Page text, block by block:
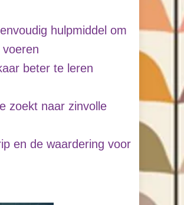
hulpmiddel om
beter te leren
zoekt naar zinvolle
en de waardering voor